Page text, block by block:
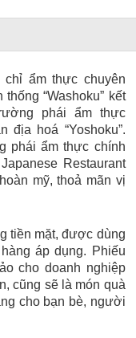
chỉ ẩm thực chuyên
“Washoku” kết
phái ẩm thực
hoá “Yoshoku”.
phái ẩm thực chính
Restaurant
mỹ, thoả mãn vị
tiền mặt, được dùng
áp dụng. Phiếu
cho doanh nghiệp
cũng sẽ là món quà
cho bạn bè, người